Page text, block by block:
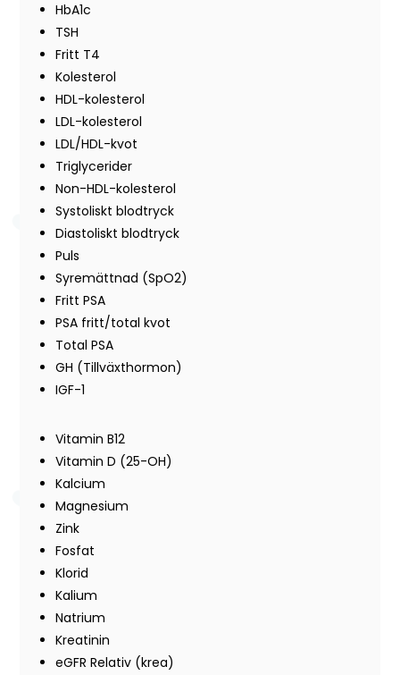
HbA1c
TSH
Fritt T4
Kolesterol
HDL-kolesterol
LDL-kolesterol
LDL/HDL-kvot
Triglycerider
Non-HDL-kolesterol
Systoliskt blodtryck
Diastoliskt blodtryck
Puls
Syremättnad (SpO2)
Fritt PSA
PSA fritt/total kvot
Total PSA
GH (Tillväxthormon)
IGF-1
Vitamin B12
Vitamin D (25-OH)
Kalcium
Magnesium
Zink
Fosfat
Klorid
Kalium
Natrium
Kreatinin
eGFR Relativ (krea)